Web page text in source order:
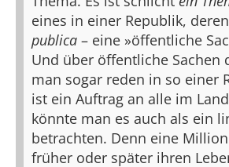
eines in einer Republik,
publica – eine »öffentliche
Und über öffentliche Sachen
man sogar reden in so einer
ist ein Auftrag an alle im
könnte man es auch als ein
betrachten. Denn eine
früher oder später ihren